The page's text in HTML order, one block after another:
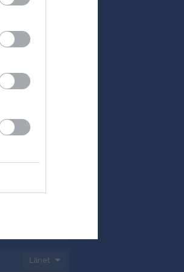
säsong
31
Länet